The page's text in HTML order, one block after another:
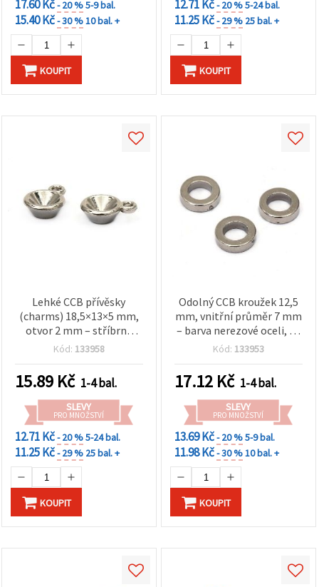
17.60 Kč- 20 %5-9 bal.
15.40 Kč- 30 %10 bal. +
KOUPIT
12.71 Kč- 20 %5-24 bal.
11.25 Kč- 29 % 25 bal. +
KOUPIT
Lehké CCB přívěsky
(charms) 18,5×13×5 mm,
otvor 2 mm – stříbrná
barva, 20 g (~44 ks) pro
Kód: 133958
15.89 Kč 1-4 bal.
SLEVY
PRO MNOŽSTVÍ
12.71 Kč- 20 %5-24 bal.
11.25 Kč- 29 % 25 bal. +
KOUPIT
Odolný CCB kroužek 12,5
mm, vnitřní průměr 7 mm
– barva nerezové oceli, 20
g (~60 ks) pro kreativní
Kód: 133953
17.12 Kč 1-4 bal.
SLEVY
PRO MNOŽSTVÍ
13.69 Kč- 20 %5-9 bal.
11.98 Kč- 30 %10 bal. +
KOUPIT